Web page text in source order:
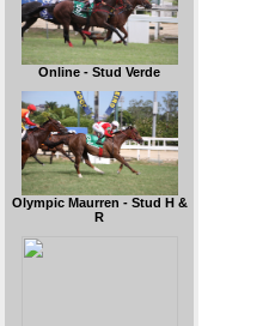
Online - Stud Verde
Olympic Maurren - Stud H &
R